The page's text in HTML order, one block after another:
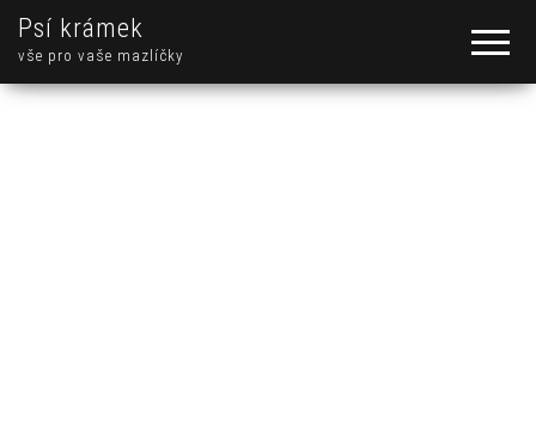
Psí krámek
vše pro vaše mazlíčky